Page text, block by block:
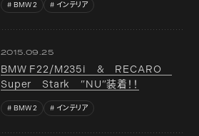
BMW 2 インテリア
2015.09.25
BMW F22/M235i & RECARO
Super Stark ”NU”装着！！
BMW 2 インテリア